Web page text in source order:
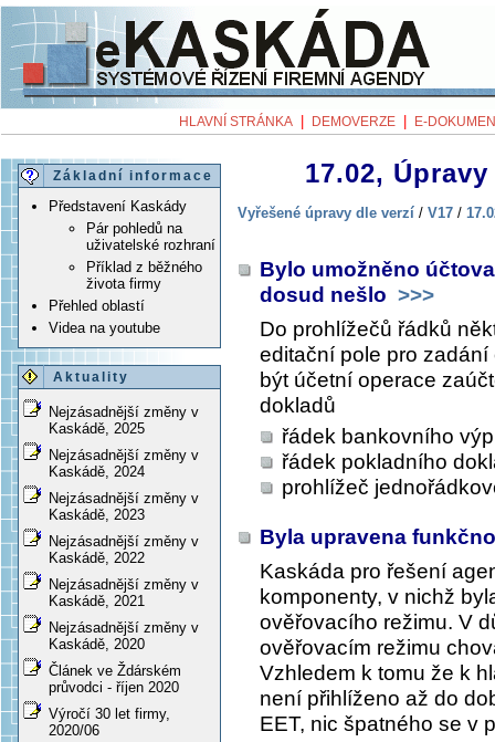
HLAVNÍ STRÁNKA DEMOVERZE E-
Základní informace
Představení Kaskády
Pár pohledů na
uživatelské rozhraní
Příklad z běžného
života firmy
Přehled oblastí
Videa na youtube
Aktuality
Nejzásadnější změny v
Kaskádě, 2025
Nejzásadnější změny v
Kaskádě, 2024
Nejzásadnější změny v
Kaskádě, 2023
Nejzásadnější změny v
Kaskádě, 2022
Nejzásadnější změny v
Kaskádě, 2021
Nejzásadnější změny v
Kaskádě, 2020
Článek ve Ždárském
průvodci - říjen 2020
Výročí 30 let firmy,
2020/06
17.02,
Vyřešené úpravy dle verzí / V17 /
Bylo umožněno
dosud nešlo >>>
Do prohlížečů řádků
editační pole pro
být účetní operace
dokladů
řádek bankovního
řádek pokladního
prohlížeč
Byla upravena
Kaskáda pro řešení
komponenty, v nichž
ověřovacího režimu. V
ověřovacím režimu
Vzhledem k tomu že k
není přihlíženo až do
EET, nic špatného se v